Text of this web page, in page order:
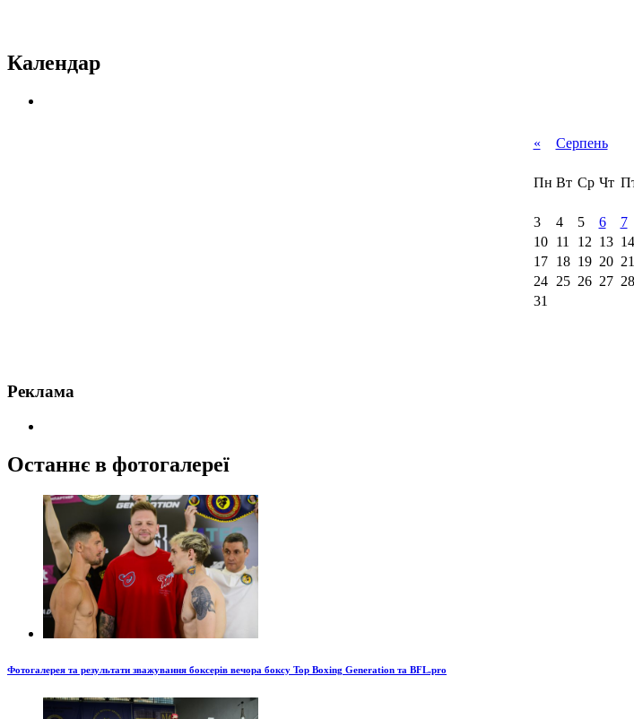
Календар
« Серпень
Пн Вт Ср Чт
3
4 5 6 7
10
11 12 13 14
17
18 19 20 21
24
25 26 27 28
31
Реклама
Останнє в фотогалереї
Фотогалерея та результати зважування боксерів вечора боксу Top Boxing Generation та BFL.pro